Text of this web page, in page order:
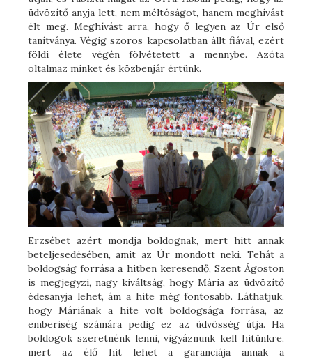
üdvözítő anyja lett, nem méltóságot, hanem meghívást
élt meg. Meghívást arra, hogy ő legyen az Úr első
tanítványa. Végig szoros kapcsolatban állt fiával, ezért
földi élete végén fölvétetett a mennybe. Azóta
oltalmaz minket és közbenjár értünk.
Erzsébet azért mondja boldognak, mert hitt annak
beteljesedésében, amit az Úr mondott neki. Tehát a
boldogság forrása a hitben keresendő, Szent Ágoston
is megjegyzi, nagy kiváltság, hogy Mária az üdvözítő
édesanyja lehet, ám a hite még fontosabb. Láthatjuk,
hogy Máriának a hite volt boldogsága forrása, az
emberiség számára pedig ez az üdvösség útja. Ha
boldogok szeretnénk lenni, vigyáznunk kell hitünkre,
mert az élő hit lehet a garanciája annak a